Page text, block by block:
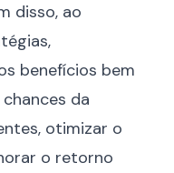
disso, ao
benefícios bem
da
otimizar o
o retorno